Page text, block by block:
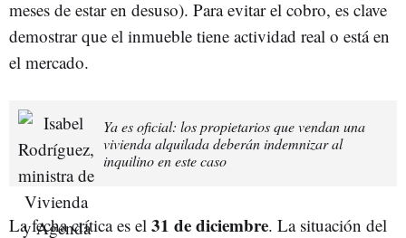
meses de estar en desuso). Para evitar el cobro, es clave
demostrar que el inmueble tiene actividad real o está en
el mercado.
Ya es oficial: los propietarios que vendan una
vivienda alquilada deberán indemnizar al
inquilino en este caso
La fecha crítica es el 31 de diciembre. La situación del